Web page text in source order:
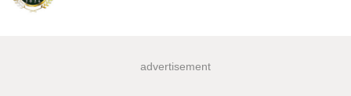
advertisement